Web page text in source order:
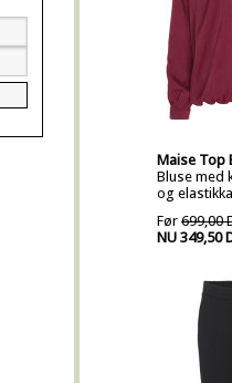
Maise Top
Bluse med
og
Før 699,00
NU 349,50